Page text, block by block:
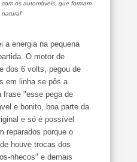
os automóveis, que formam
natural"
a energia na pequena
O motor de
dos 6 volts, pegou de
em linha se pôs a
frase "esse pega de
e bonito, boa parte da
e só é possível
reparados porque o
houve trocas dos
nhecos" e demais